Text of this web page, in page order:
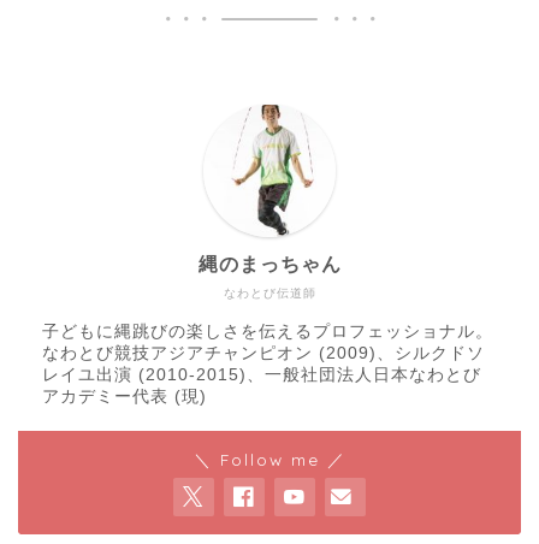
なわとび伝道師
縄のまっちゃん
子どもに縄跳びの楽しさを伝えるプロフェッショナル。
なわとび競技アジアチャンピオン (2009)、シルクドソ
レイユ出演 (2010-2015)、一般社団法人日本なわとび
アカデミー代表 (現)
＼ Follow me ／